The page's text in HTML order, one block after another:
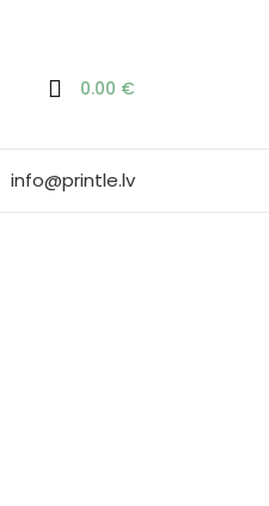
0.00 €
info@printle.lv